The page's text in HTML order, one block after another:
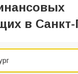
в Санкт-